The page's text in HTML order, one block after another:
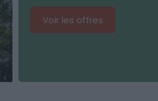
Voir les offres